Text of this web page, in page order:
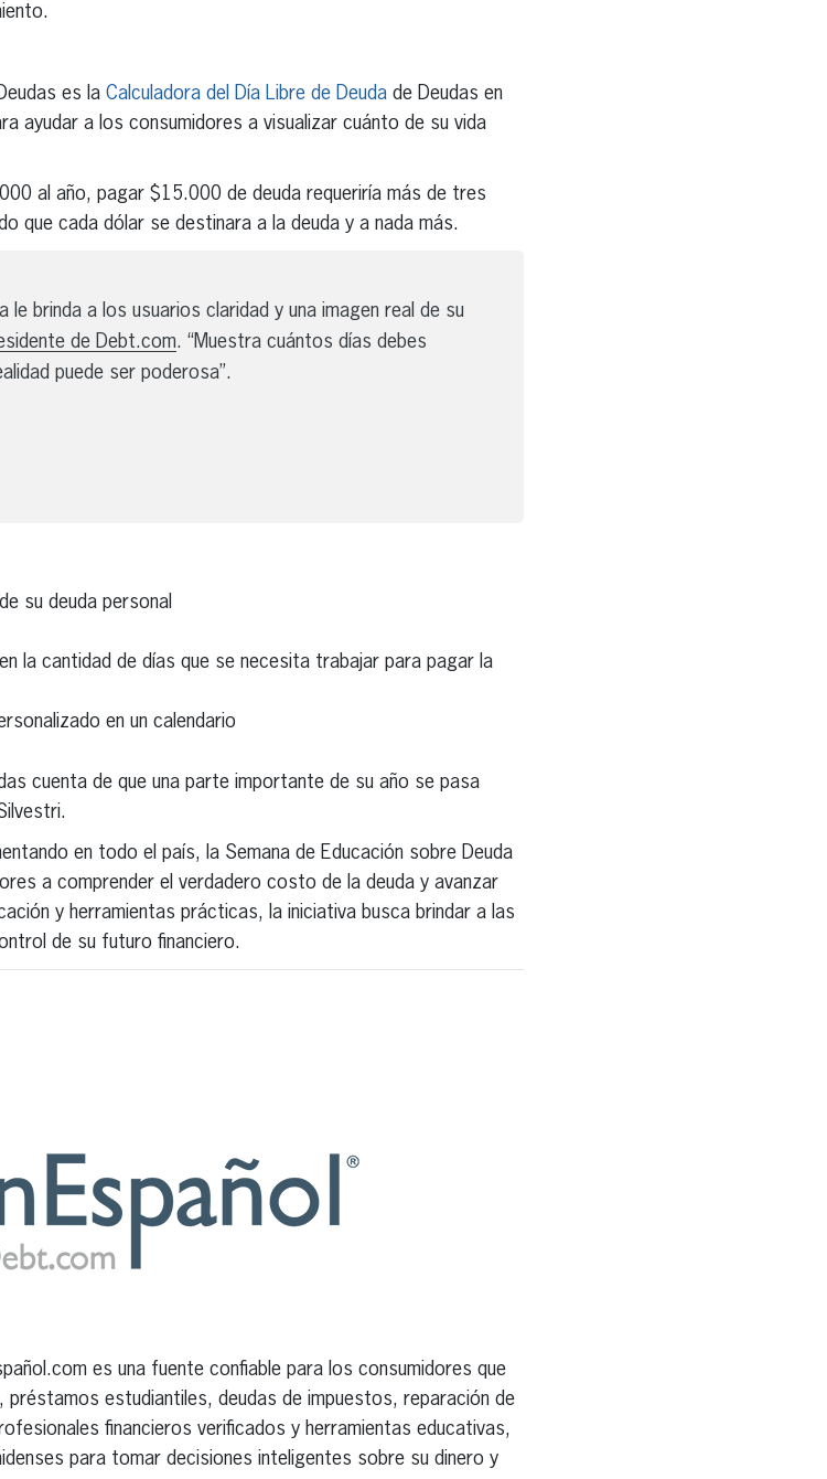
es la Calculadora del Día Libre de Deuda de Deudas en
ayudar a los consumidores a visualizar cuánto de su vida
al año, pagar $15.000 de deuda requeriría más de tres
que cada dólar se destinara a la deuda y a nada más.
le brinda a los usuarios claridad y una imagen real de su
de Debt.com. “Muestra cuántos días debes
puede ser poderosa”.
su deuda personal
la cantidad de días que se necesita trabajar para pagar la
en un calendario
cuenta de que una parte importante de su año se pasa
en todo el país, la Semana de Educación sobre Deuda
a comprender el verdadero costo de la deuda y avanzar
y herramientas prácticas, la iniciativa busca brindar a las
de su futuro financiero.
es una fuente confiable para los consumidores que
estudiantiles, deudas de impuestos, reparación de
financieros verificados y herramientas educativas,
para tomar decisiones inteligentes sobre su dinero y